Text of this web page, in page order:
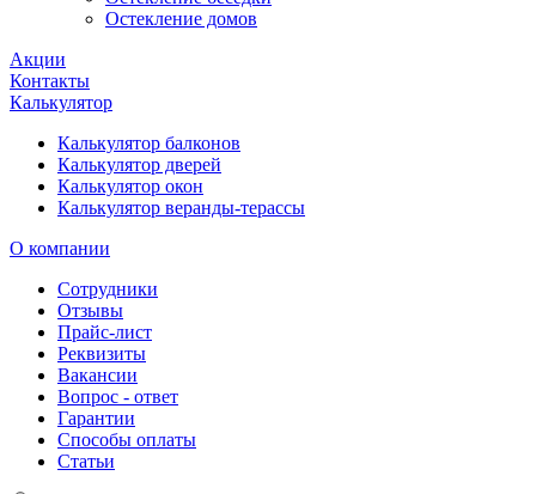
Остекление домов
Акции
Контакты
Калькулятор
Калькулятор балконов
Калькулятор дверей
Калькулятор окон
Калькулятор веранды-терассы
О компании
Сотрудники
Отзывы
Прайс-лист
Реквизиты
Вакансии
Вопрос - ответ
Гарантии
Способы оплаты
Статьи